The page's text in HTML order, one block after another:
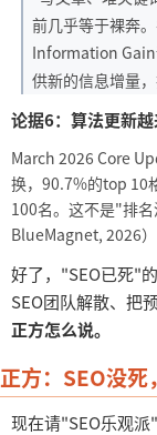
前几乎等于裸奔
Information
供新的信息增量
论据6：算法更新越
March 2026 Core
换，90.7%的top 10
100名。这不是"排
BlueMagnet, 2026）
好了， "SEO已死"
SEO团队解散、把
正方怎么说。
正方： SEO没死
现在请"SEO乐观派